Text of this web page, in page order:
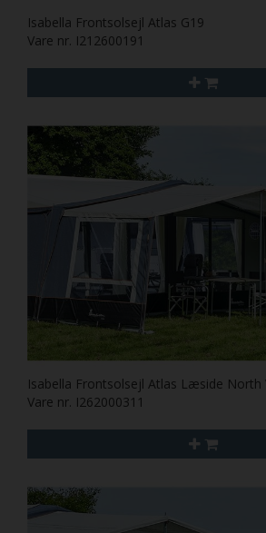
Isabella Frontsolsejl Atlas G19
Vare nr. I212600191
Isabella Frontsolsejl Atlas Læside North
Vare nr. I262000311